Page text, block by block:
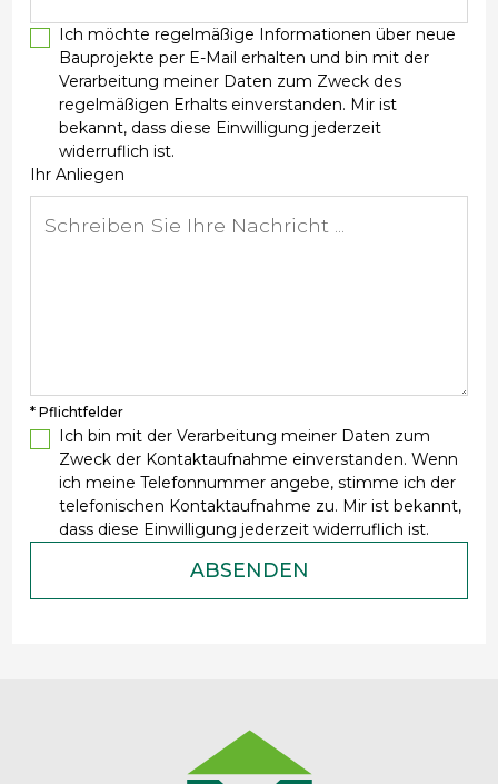
Ich möchte regelmäßige Informationen über neue
Bauprojekte per E-Mail erhalten und bin mit der
Verarbeitung meiner Daten zum Zweck des
regelmäßigen Erhalts einverstanden. Mir ist
bekannt, dass diese Einwilligung jederzeit
widerruflich ist.
Ihr Anliegen
* Pflichtfelder
Ich bin mit der Verarbeitung meiner Daten zum
Zweck der Kontaktaufnahme einverstanden. Wenn
ich meine Telefonnummer angebe, stimme ich der
telefonischen Kontaktaufnahme zu. Mir ist bekannt,
dass diese Einwilligung jederzeit widerruflich ist.